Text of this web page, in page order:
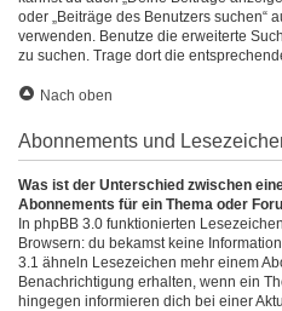
oder „Beiträge des Benutzers suchen“
verwenden. Benutze die erweiterte
zu suchen. Trage dort die
Nach oben
Abonnements und
Was ist der Unterschied zwischen
Abonnements für ein Thema oder
In phpBB 3.0 funktionierten
Browsern: du bekamst keine
3.1 ähneln Lesezeichen mehr einem
Benachrichtigung erhalten, wenn ein
hingegen informieren dich bei einer